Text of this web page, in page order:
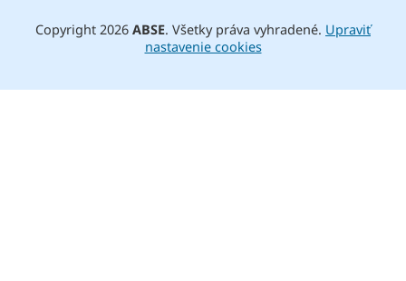
Copyright 2026 ABSE. Všetky práva vyhradené. Upraviť
nastavenie cookies